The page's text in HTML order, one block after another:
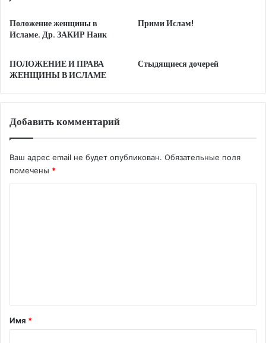
Положение женщины в
Исламе. Др. ЗАКИР Наик
Прими Ислам!
ПОЛОЖЕНИЕ И ПРАВА
ЖЕНЩИНЫ В ИСЛАМЕ
Стыдящиеся дочерей
Добавить комментарий
Ваш адрес email не будет опубликован. Обязательные поля
помечены *
а
Имя *